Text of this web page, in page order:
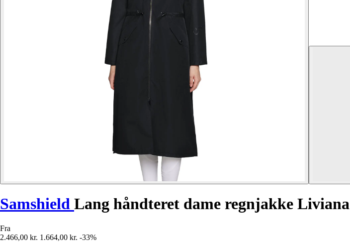
Samshield Lang håndteret dame regnjakke Liviana
Fra
2.466,00 kr. 1.664,00 kr. -33%